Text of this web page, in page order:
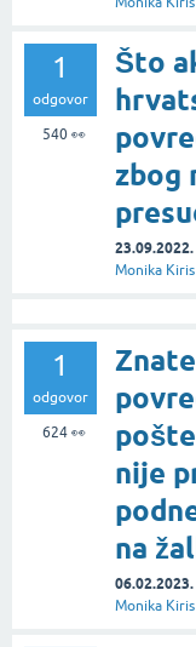
1
odgovor
540👀
Što
zbog
23.09.2022.
Monika Kiris
1
odgovor
624👀
nije
na
06.02.2023.
Monika Kiris